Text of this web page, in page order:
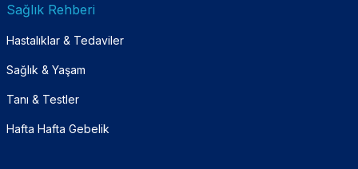
Sağlık Rehberi
Hastalıklar & Tedaviler
Sağlık & Yaşam
Tanı & Testler
Hafta Hafta Gebelik